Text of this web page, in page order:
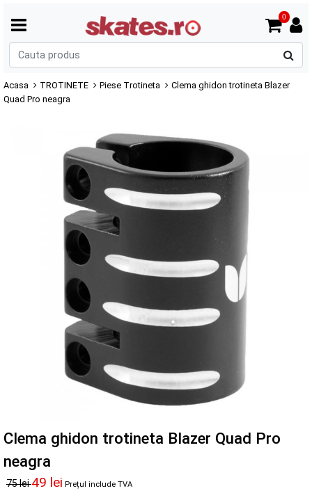
0
Acasa TROTINETE Piese Trotineta
Clema ghidon trotineta Blazer
Quad Pro neagra
Clema ghidon trotineta Blazer Quad Pro
neagra
75 lei49 lei Prețul include TVA